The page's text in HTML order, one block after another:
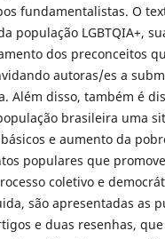
fundamentalistas. O
população LGBTQIA+,
dos preconceitos
autoras/es a
Além disso, também é
brasileira uma
e aumento da
populares que
coletivo e
são apresentadas as
e duas resenhas,